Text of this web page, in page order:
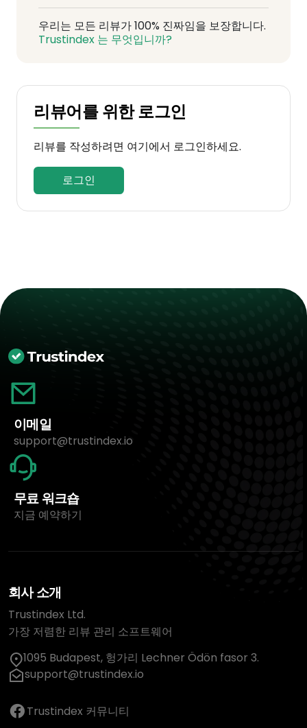
우리는 모든 리뷰가 100% 진짜임을 보장합니다.
Trustindex 는 무엇입니까?
리뷰어를 위한 로그인
리뷰를 작성하려면 여기에서 로그인하세요.
로그인
이메일
support@trustindex.io
무료 워크숍
지금 예약하기
회사 소개
Trustindex Ltd.
가장 저렴한 리뷰 관리 소프트웨어
1095 Budapest, 헝가리 Lechner Ödön fasor 3.
support@trustindex.io
Trustindex 커뮤니티